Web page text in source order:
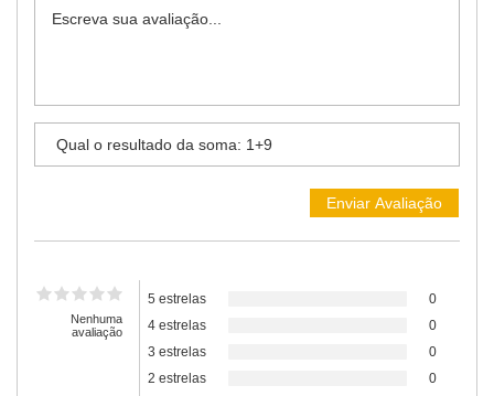
Nenhuma
avaliação
5 estrelas
0
4 estrelas
0
3 estrelas
0
2 estrelas
0